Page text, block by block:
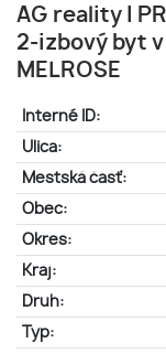
AG reality I
2-izbový byt
MELROSE
Interné ID:
Ulica:
Mestská časť:
Obec:
Okres:
Kraj:
Druh:
Typ: